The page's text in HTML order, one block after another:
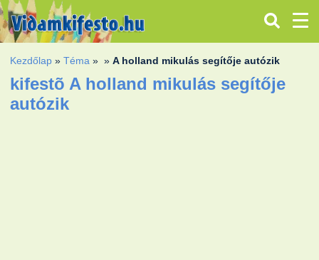
Kezdőlap »Téma » »A holland mikulás segítője autózik
kifestõ A holland mikulás segítője
autózik